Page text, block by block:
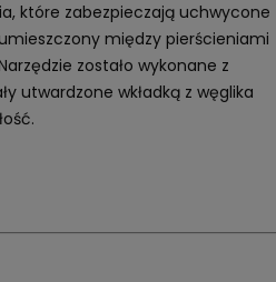
które zabezpieczają uchwycone
między pierścieniami
zostało wykonane z
utwardzone wkładką z węglika